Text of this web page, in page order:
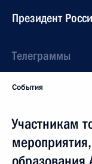
Президент
Телеграммы
События
Участникам